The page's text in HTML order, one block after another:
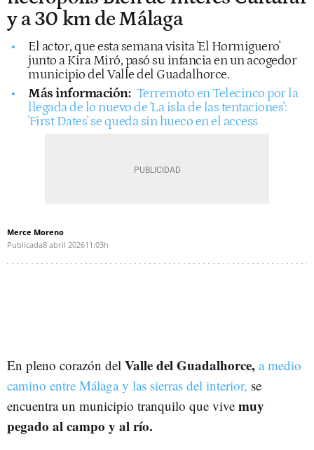
y a 30 km de Málaga
El actor, que esta semana visita 'El Hormiguero'
junto a Kira Miró, pasó su infancia en un acogedor
municipio del Valle del Guadalhorce.
Más información: Terremoto en Telecinco por la
llegada de lo nuevo de 'La isla de las tentaciones':
'First Dates' se queda sin hueco en el access
Merce Moreno
Publicada8 abril 202611:03h
En pleno corazón del Valle del Guadalhorce, a medio
camino entre Málaga y las sierras del interior, se
encuentra un municipio tranquilo que vive muy
pegado al campo y al río.